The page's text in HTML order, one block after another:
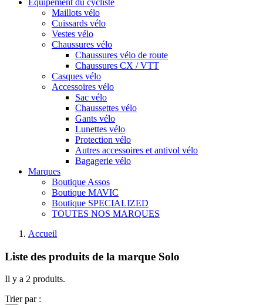
Equipement du cycliste
Maillots vélo
Cuissards vélo
Vestes vélo
Chaussures vélo
Chaussures vélo de route
Chaussures CX / VTT
Casques vélo
Accessoires vélo
Sac vélo
Chaussettes vélo
Gants vélo
Lunettes vélo
Protection vélo
Autres accessoires et antivol vélo
Bagagerie vélo
Marques
Boutique Assos
Boutique MAVIC
Boutique SPECIALIZED
TOUTES NOS MARQUES
Accueil
Liste des produits de la marque Solo
Il y a 2 produits.
Trier par :